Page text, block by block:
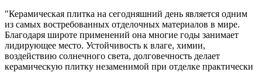
"Керамическая плитка на сегодняшний день является одним
из самых востребованных отделочных материалов в мире.
Благодаря широте применений она многие годы занимает
лидирующее место. Устойчивость к влаге, химии,
воздействию солнечного света, долговечность делает
керамическую плитку незаменимой при отделке практически